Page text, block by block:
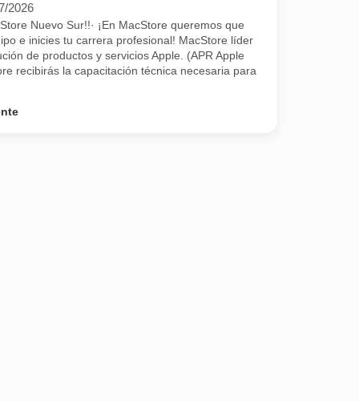
2026
Nuevo Sur!!· ¡En MacStore queremos que
e inicies tu carrera profesional! MacStore líder
de productos y servicios Apple. (APR Apple
recibirás la capacitación técnica necesaria para